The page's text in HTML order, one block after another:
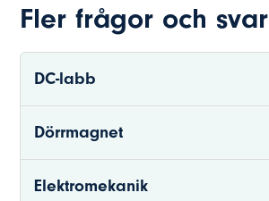
Fler frågor och svar
DC-labb
Dörrmagnet
Elektromekanik